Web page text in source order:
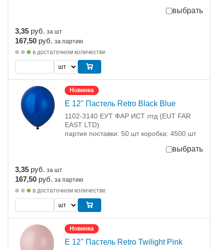
выбрать
3,35 руб. за шт
167,50 руб. за партию
в достаточном количестве
Новинка
Е 12" Пастель Retro Black Blue
1102-3140 ЕУТ ФАР ИСТ лтд (EUT FAR
EAST LTD)
партия поставки: 50 шт коробка: 4500 шт
выбрать
3,35 руб. за шт
167,50 руб. за партию
в достаточном количестве
Новинка
Е 12" Пастель Retro Twilight Pink